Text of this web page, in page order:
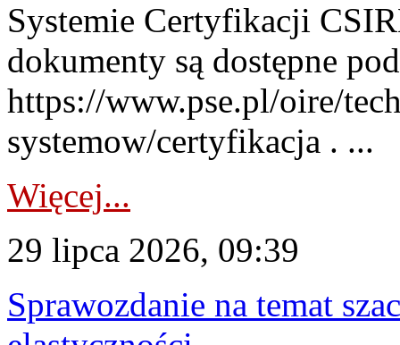
Systemie Certyfikacji
dokumenty są dostępne
https://www.pse.pl/oire/
systemow/certyfikacja . ...
Więcej...
29 lipca 2026, 09:39
Sprawozdanie na temat